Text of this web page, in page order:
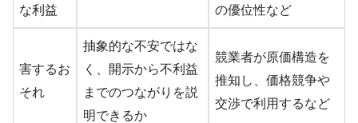
な利益
の優位性など
害するお
それ
抽象的な不安ではな
く、開示から不利益
までのつながりを説
明できるか
競業者が原価構造を
推知し、価格競争や
交渉で利用するなど